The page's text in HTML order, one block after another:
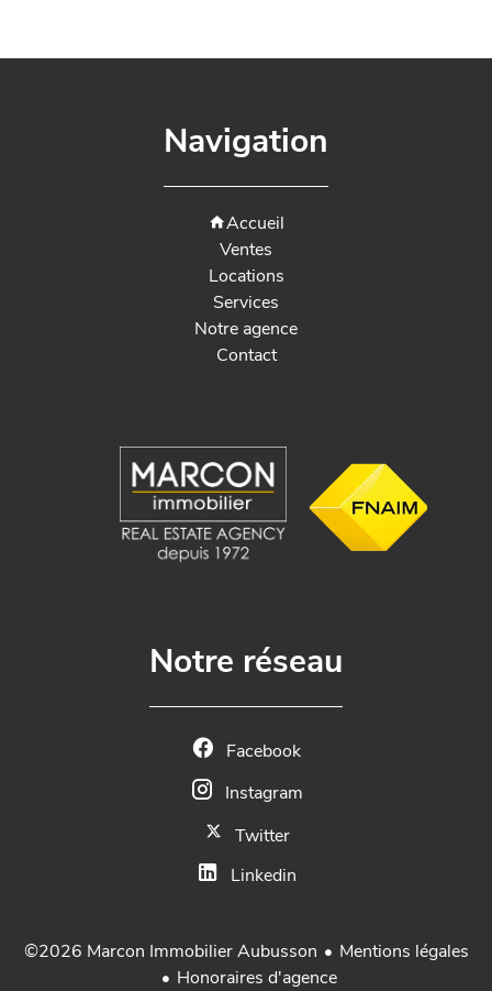
Navigation
Accueil
Ventes
Locations
Services
Notre agence
Contact
Notre réseau
Facebook
Instagram
Twitter
Linkedin
©2026 Marcon Immobilier Aubusson
Mentions légales
Honoraires d'agence